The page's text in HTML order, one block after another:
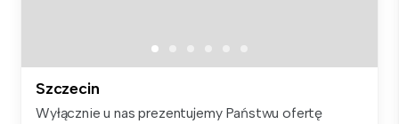
Szczecin
Wyłącznie u nas prezentujemy Państwu ofertę